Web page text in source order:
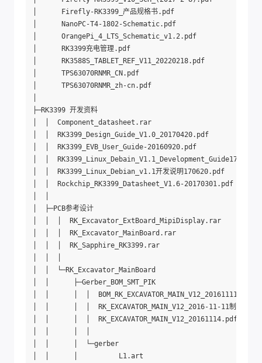
│      Firefly-RK3399_产品规格书.pdf
│      NanoPC-T4-1802-Schematic.pdf
│      OrangePi_4_LTS_Schematic_v1.2.pdf
│      RK3399充电管理.pdf
│      RK3588S_TABLET_REF_V11_20220218.pdf
│      TPS63070RNMR_CN.pdf
│      TPS63070RNMR_zh-cn.pdf
├─RK3399 开发资料
│  │  Component_datasheet.rar
│  │  RK3399_Design_Guide_V1.0_20170420.pdf
│  │  RK3399_EVB_User_Guide-20160920.pdf
│  │
│  │  RK3399_Linux_Debian_v1.1开发说明170620.pdf
│  │  Rockchip_RK3399_Datasheet_V1.6-20170301.pdf
│  ├─PCB参考设计
│  │  │  RK_Excavator_ExtBoard_MipiDisplay.rar
│  │  │  RK_Excavator_MainBoard.rar
│  │  │  RK_Sapphire_RK3399.rar
│  │  └─RK_Excavator_MainBoard
│  │      ├─Gerber_BOM_SMT_PIK
│  │      │  │
│  │      │  │  RK_EXCAVATOR_MAIN_V12_2016-11-11制版说明
│  │      │  │  RK_EXCAVATOR_MAIN_V12_20161114.pdf
│  │      │  └─gerber
│  │      │          L1.art